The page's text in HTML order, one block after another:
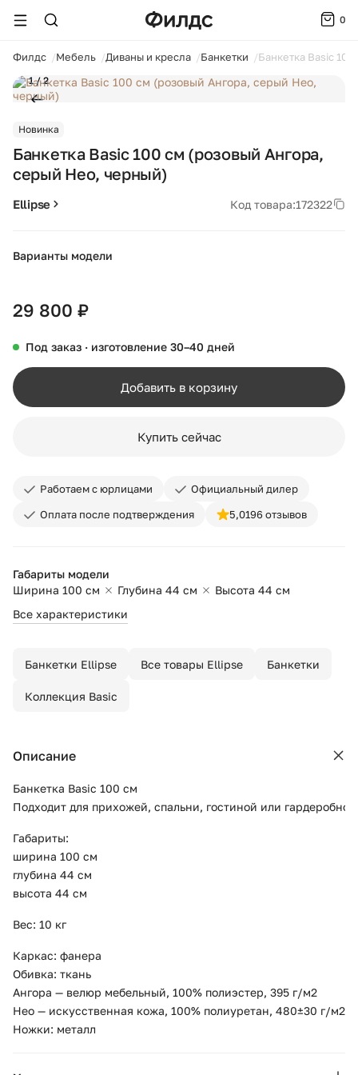
0
Филдс Мебель Диваны и кресла Банкетки Банкетка Basic
1 / 2
Новинка
Банкетка Basic 100 см (розовый Ангора,
серый Нео, черный)
Ellipse Код товара:172322
Варианты модели
29 800 ₽
Под заказ · изготовление 30–40 дней
Добавить в корзину
Купить сейчас
Работаем с юрлицами
Официальный дилер
Оплата после подтверждения
5,0196 отзывов
Габариты модели
Ширина 100 см
Глубина 44 см
Высота 44 см
Все характеристики
Банкетки Ellipse Все товары Ellipse Банкетки
Коллекция Basic
Описание
Банкетка Basic 100 см
Подходит для прихожей, спальни, гостиной или
Габариты:
ширина 100 см
глубина 44 см
высота 44 см
Вес: 10 кг
Каркас: фанера
Обивка: ткань
Ангора — велюр мебельный, 100% полиэстер, 395 г/м2
Нео — искусственная кожа, 100% полиуретан, 480±30 г/м2
Ножки: металл